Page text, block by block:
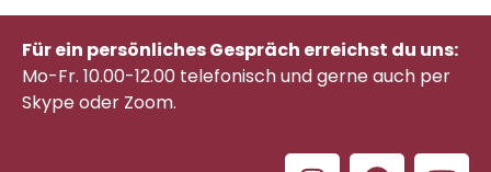
Für ein persönliches Gespräch erreichst du uns:
Mo-Fr. 10.00-12.00 telefonischund gerne auch per
Skype oder Zoom.